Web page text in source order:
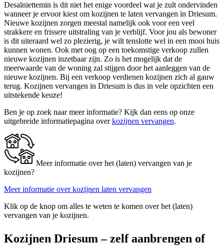
Desalniettemin is dit niet het enige voordeel wat je zult ondervinden
wanneer je ervoor kiest om kozijnen te laten vervangen in Driesum.
Nieuwe kozijnen zorgen meestal namelijk ook voor een veel
strakkere en frissere uitstraling van je verblijf. Voor jou als bewoner
is dit uiteraard wel zo plezierig, je wilt tenslotte wel in een mooi huis
kunnen wonen. Ook met oog op een toekomstige verkoop zullen
nieuwe kozijnen inzetbaar zijn. Zo is het mogelijk dat de
meerwaarde van de woning zal stijgen door het aanleggen van de
nieuwe kozijnen. Bij een verkoop verdienen kozijnen zich al gauw
terug. Kozijnen vervangen in Driesum is dus in vele opzichten een
uitstekende keuze!
Ben je op zoek naar meer informatie? Kijk dan eens op onze
uitgebreide informatiepagina overkozijnen vervangen.
Meer informatie over het (laten) vervangen van je
kozijnen?
Meer informatie over kozijnen laten vervangen
Klik op de knop om alles te weten te komen over het (laten)
vervangen van je kozijnen.
Kozijnen Driesum – zelf aanbrengen of